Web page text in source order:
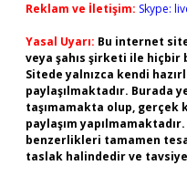
Reklam ve İletişim: Skype:
Yasal Uyarı: Bu internet
veya şahıs şirketi ile hiçbir
Sitede yalnızca kendi
paylaşılmaktadır. Burada
taşımamakta olup, gerçek
paylaşım
benzerlikleri tamamen
taslak halindedir ve